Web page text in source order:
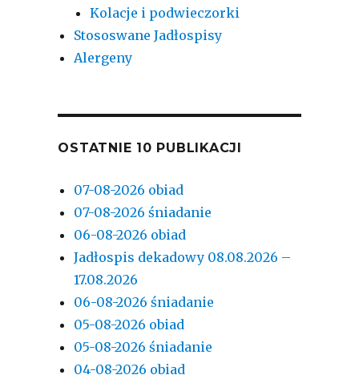
Kolacje i podwieczorki
Stososwane Jadłospisy
Alergeny
OSTATNIE 10 PUBLIKACJI
07-08-2026 obiad
07-08-2026 śniadanie
06-08-2026 obiad
Jadłospis dekadowy 08.08.2026 –
17.08.2026
06-08-2026 śniadanie
05-08-2026 obiad
05-08-2026 śniadanie
04-08-2026 obiad